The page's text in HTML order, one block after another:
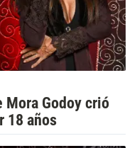
Mora Godoy crió
18 años